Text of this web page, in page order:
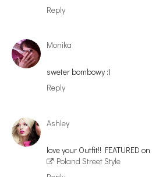
Reply
Monika
sweter bombowy :)
Reply
Ashley
love your Outfit!! FEATURED
Poland Street Style